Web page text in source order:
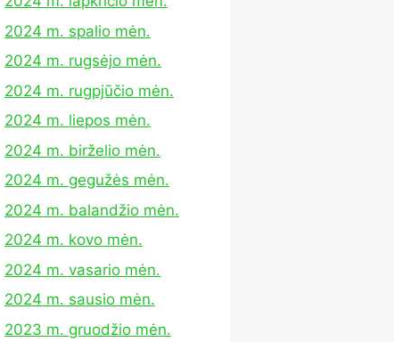
2024 m. spalio mėn.
2024 m. rugsėjo mėn.
2024 m. rugpjūčio mėn.
2024 m. liepos mėn.
2024 m. birželio mėn.
2024 m. gegužės mėn.
2024 m. balandžio mėn.
2024 m. kovo mėn.
2024 m. vasario mėn.
2024 m. sausio mėn.
2023 m. gruodžio mėn.